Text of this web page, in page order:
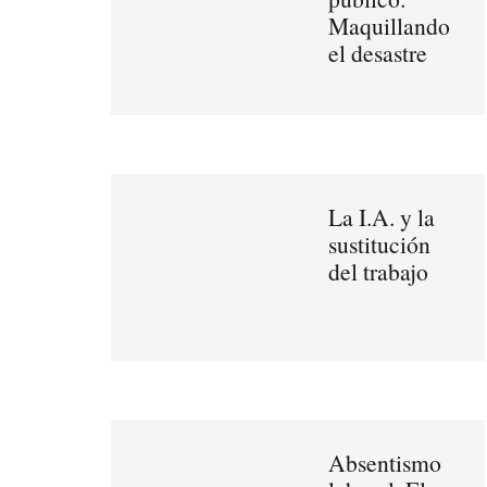
Maquillando
el desastre
La I.A. y la
sustitución
del trabajo
Absentismo